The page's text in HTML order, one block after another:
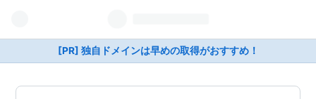
[PR] 独自ドメインは早めの取得がおすすめ！